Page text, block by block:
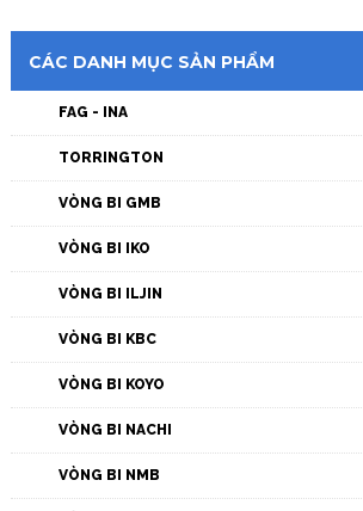
CÁC DANH MỤC SẢN PHẨM
FAG - INA
TORRINGTON
VÒNG BI GMB
VÒNG BI IKO
VÒNG BI ILJIN
VÒNG BI KBC
VÒNG BI KOYO
VÒNG BI NACHI
VÒNG BI NMB